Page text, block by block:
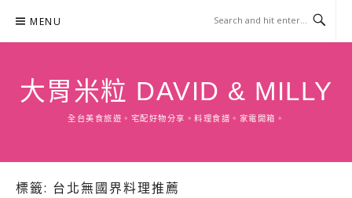
content
MENU
大胃米粒 DAVID & MILLY
全台美食旅遊。宅配好物分享。料理食譜。家電開箱。
標籤: 台北無國界料理推薦